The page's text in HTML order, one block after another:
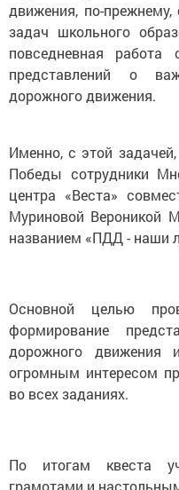
движения, по-
задач школьного
повседневная
представлений о
дорожного движения.
Именно, с этой
Победы сотрудники
центра «Веста»
Муриновой Вероникой
названием «ПДД - наши
Основной целью
формирование
дорожного
огромным интересом
во всех заданиях.
По итогам квеста